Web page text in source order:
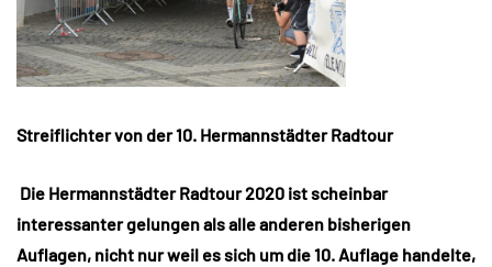
Streiflichter von der 10. Hermannstädter Radtour
Die Hermannstädter Radtour 2020 ist scheinbar
interessanter gelungen als alle anderen bisherigen
Auflagen, nicht nur weil es sich um die 10. Auflage handelte,